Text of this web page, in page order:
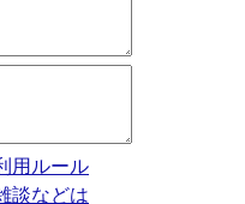
用ルール
談などは